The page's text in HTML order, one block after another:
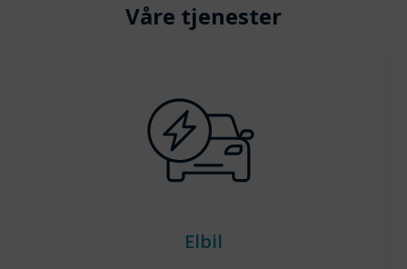
Våre tjenester
Elbil